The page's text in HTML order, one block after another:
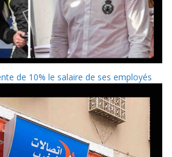
de 10% le salaire de ses employés